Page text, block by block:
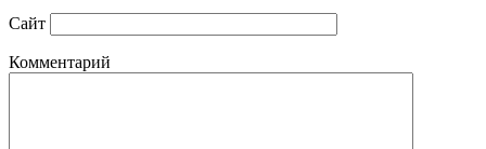
Сайт
Комментарий